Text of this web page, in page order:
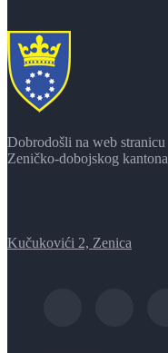
Dobrodošli na web stranicu
Zeničko-dobojskog kantona
Kučukovići 2, Zenica